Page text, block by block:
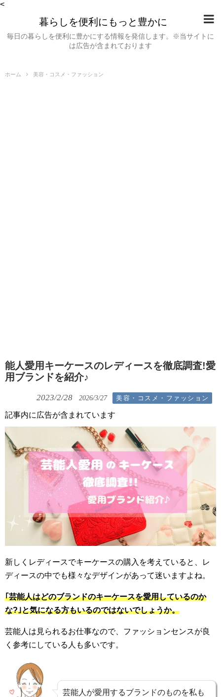
<
暮らしを便利にもっと豊かに
毎日の暮らしを便利に豊かにする情報を発信します。※当サイトに
は広告が含まれております
ホーム 美容・コスメ・ファッション
能人愛用キーケースのレディースを徹底調査!愛
用ブランドを紹介♪
2023/2/28 2026/3/27 美容・コスメ・ファッション
記事内に広告が含まれています
新しくレディースでキーケースの購入を考えていると、レ
ディースの中でも様々なデザインがあって迷いますよね。
｢芸能人はどのブランドのキーケースを愛用しているのか
な?｣と気になる方もいるのではないでしょうか。
芸能人は見られるお仕事なので、ファッションセンスが良
く参考にしている人も多いです。
芸能人が愛用するブランドのものを私も